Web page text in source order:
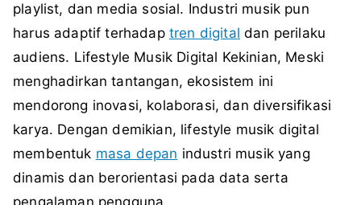
playlist, dan media sosial. Industri musik pun
harus adaptif terhadap tren digital dan perilaku
audiens. Lifestyle Musik Digital Kekinian, Meski
menghadirkan tantangan, ekosistem ini
mendorong inovasi, kolaborasi, dan diversifikasi
karya. Dengan demikian, lifestyle musik digital
membentuk masa depan industri musik yang
dinamis dan berorientasi pada data serta